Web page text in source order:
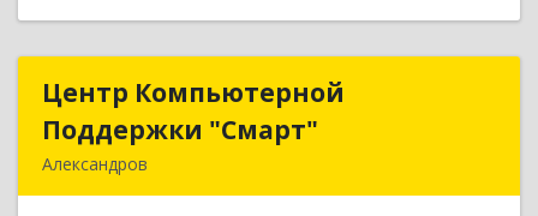
Центр Компьютерной
Поддержки "Смарт"
Александров
Центр Компьютерной
Поддержки "Смарт"